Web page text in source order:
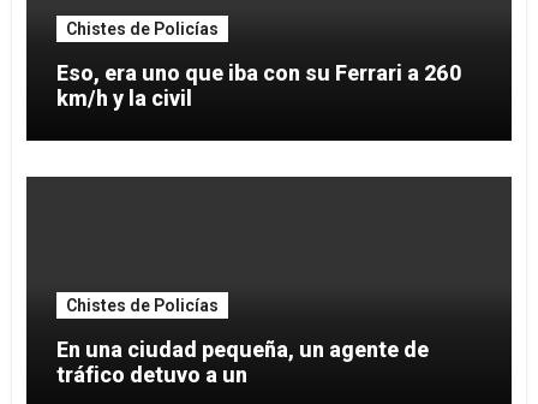
Chistes de Policías
Eso, era uno que iba con su Ferrari a 260
km/h y la civil
Chistes de Policías
En una ciudad pequeña, un agente de
tráfico detuvo a un